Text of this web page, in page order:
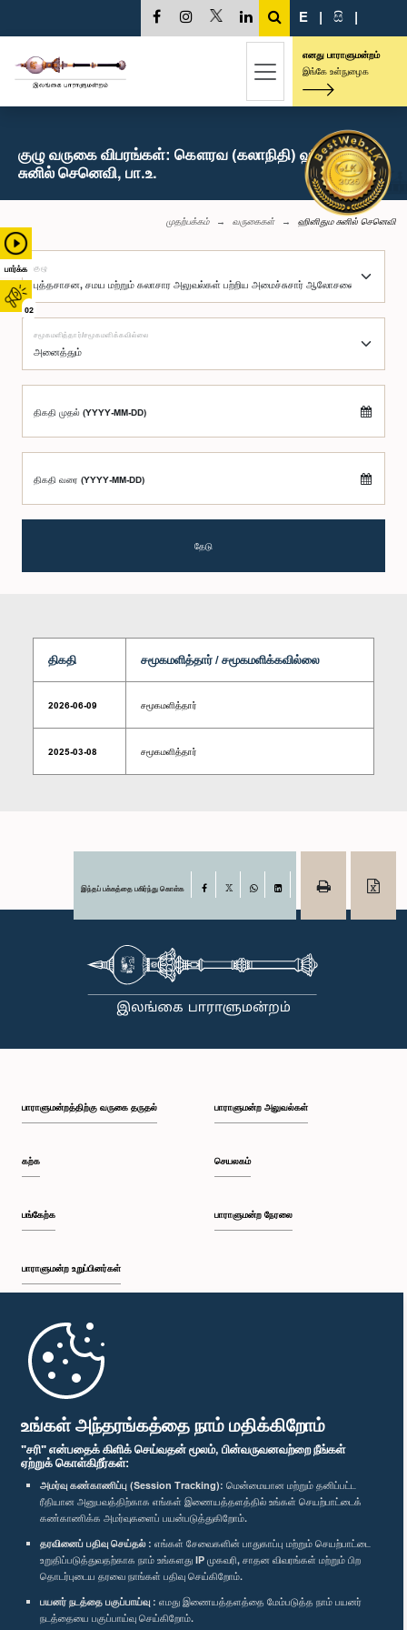
உங்கள் அந்தரங்கத்தை நாம் மதிக்கிறோம்
"சரி" என்பதைக் கிளிக் செய்வதன் மூலம், பின்வருவனவற்றை நீங்கள்
ஏற்றுக் கொள்கிறீர்கள்:
அமர்வு கண்காணிப்பு (Session Tracking): மென்மையான மற்றும் தனிப்பட்ட
ரீதியான அனுபவத்திற்காக எங்கள் இணையத்தளத்தில் உங்கள் செயற்பாட்டைக்
கண்காணிக்க அமர்வுகளைப் பயன்படுத்துகிறோம்.
தரவினைப் பதிவு செய்தல் : எங்கள் சேவைகளின் பாதுகாப்பு மற்றும் செயற்பாட்டை
உறுதிப்படுத்துவதற்காக நாம் உங்களது IP முகவரி, சாதன விவரங்கள் மற்றும் பிற
தொடர்புடைய தரவை நாங்கள் பதிவு செய்கிறோம்.
பயனர் நடத்தை பகுப்பாய்வு : எமது இணையத்தளத்தை மேம்படுத்த நாம் பயனர்
நடத்தையை பகுப்பாய்வு செய்கிறோம்.
பார்க்க
02
E | සි |
எனது பாராளுமன்றம்
இங்கே உள்நுழைக
குழு வருகை விபரங்கள்: கௌரவ (கலாநிதி) ஹினிதும
சுனில் செனெவி, பா.உ.
முதற்பக்கம் வருகைகள் ஹினிதும சுனில் செனெவி
குழு
சமூகமளித்தார்/சமூகமளிக்கவில்லை
திகதி முதல் (YYYY-MM-DD)
திகதி வரை (YYYY-MM-DD)
தேடு
திகதி சமூகமளித்தார் / சமூகமளிக்கவில்லை
2026-06-09 சமூகமளித்தார்
2025-03-08 சமூகமளித்தார்
இந்தப் பக்கத்தை பகிர்ந்து கொள்க Facebook
பாராளுமன்றத்திற்கு வருகை தருதல்
கற்க
பங்கேற்க
பாராளுமன்ற உறுப்பினர்கள்
முதற்பக்கம்
பாராளுமன்ற அலுவல்கள்
செயலகம்
பாராளுமன்ற நேரலை
பாராளுமன்ற கையடக்க செயலி
எம்மை பின்தொடர்க :
விருதுகள்
தனியுரிமைக் கொள்கை